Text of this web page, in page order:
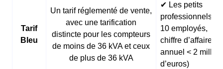
Tarif
Bleu
Un tarif réglementé de vente,
avec une tarification
distincte pour les compteurs
de moins de 36 kVA et ceux
de plus de 36 kVA
✔ Les petits
professionnels (<
10 employés,
chiffre d’affaires
annuel < 2
d’euros)